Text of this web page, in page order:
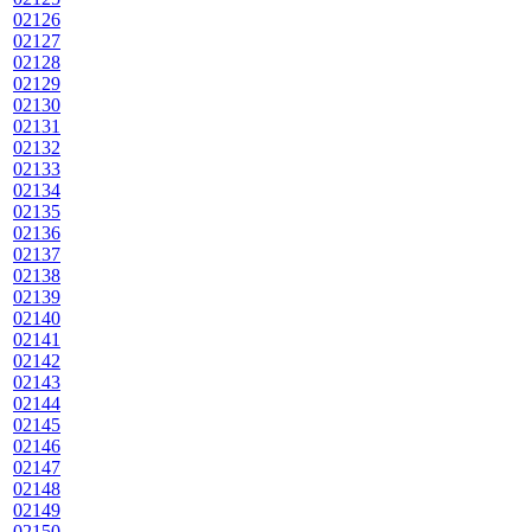
02126
02127
02128
02129
02130
02131
02132
02133
02134
02135
02136
02137
02138
02139
02140
02141
02142
02143
02144
02145
02146
02147
02148
02149